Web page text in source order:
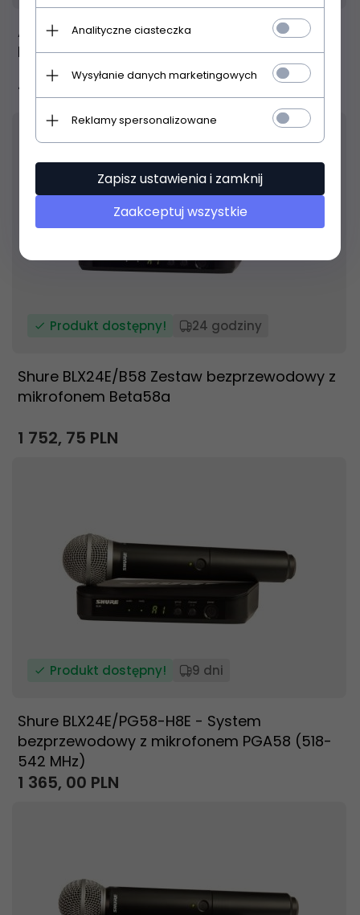
AKG WMS40 Mini2 Vocal Set BD US25A/C -
Mikrofonowy zestaw bezprzewodowy
799,00PLN
Produkt dostępny! 24 godziny
Shure BLX24E/B58 Zestaw bezprzewodowy z
mikrofonem Beta58a
1 752, 75 PLN
Produkt dostępny! 9 dni
Shure BLX24E/PG58-H8E - System
bezprzewodowy z mikrofonem PGA58 (518-
542 MHz)
1 365, 00 PLN
Analityczne ciasteczka
Wysyłanie danych marketingowych
Reklamy spersonalizowane
Zapisz ustawienia i zamknij
Zaakceptuj wszystkie